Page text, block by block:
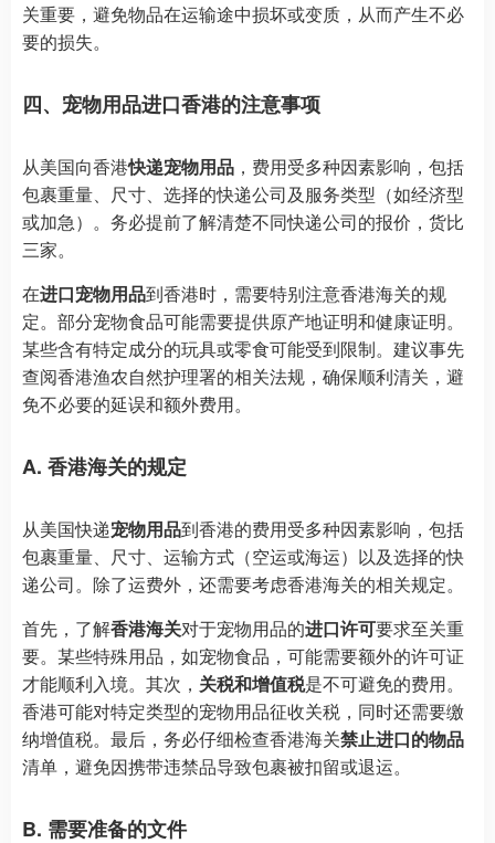
关重要，避免物品在运输途中损坏或变质，从而产生不必
要的损失。
四、宠物用品进口香港的注意事项
从美国向香港快递宠物用品 ，费用受多种因素影响，包括
包裹重量、尺寸、选择的快递公司及服务类型（如经济型
或加急）。务必提前了解清楚不同快递公司的报价，货比
三家。
在进口宠物用品到香港时，需要特别注意香港海关的规
定。部分宠物食品可能需要提供原产地证明和健康证明。
某些含有特定成分的玩具或零食可能受到限制。建议事先
查阅香港渔农自然护理署的相关法规，确保顺利清关，避
免不必要的延误和额外费用。
A. 香港海关的规定
从美国快递宠物用品到香港的费用受多种因素影响，包括
包裹重量、尺寸、运输方式（空运或海运）以及选择的快
递公司。除了运费外，还需要考虑香港海关的相关规定。
首先，了解香港海关对于宠物用品的进口许可要求至关重
要。某些特殊用品，如宠物食品，可能需要额外的许可证
才能顺利入境。其次， 关税和增值税是不可避免的费用。
香港可能对特定类型的宠物用品征收关税，同时还需要缴
纳增值税。最后，务必仔细检查香港海关禁止进口的物品
清单，避免因携带违禁品导致包裹被扣留或退运。
B. 需要准备的文件